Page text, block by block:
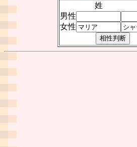
姓
男性
女性